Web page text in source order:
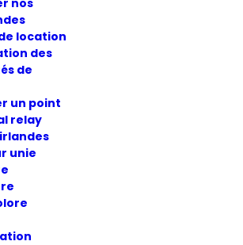
nos
location
des
de
un point
relay
unie